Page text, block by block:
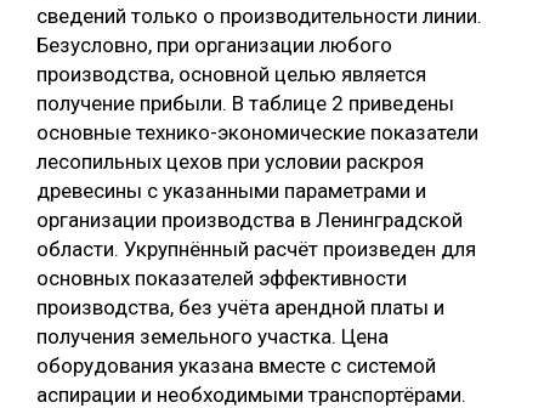
сведений только о производительности линии.
Безусловно, при организации любого
производства, основной целью является
получение прибыли. В таблице 2 приведены
основные технико-экономические показатели
лесопильных цехов при условии раскроя
древесины с указанными параметрами и
организации производства в Ленинградской
области. Укрупнённый расчёт произведен для
основных показателей эффективности
производства, без учёта арендной платы и
получения земельного участка. Цена
оборудования указана вместе с системой
аспирации и необходимыми транспортёрами.